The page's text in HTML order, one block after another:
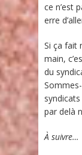
ce n’est
erre
Si ça fait
main,
du
par delà
À suivre…